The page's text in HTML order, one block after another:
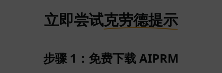
立即尝试克劳德提示
步骤 1：免费下载 AIPRM